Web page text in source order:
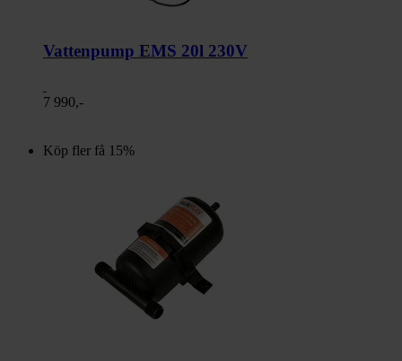
Vattenpump EMS 20l 230V
7 990,-
Köp fler få 15%